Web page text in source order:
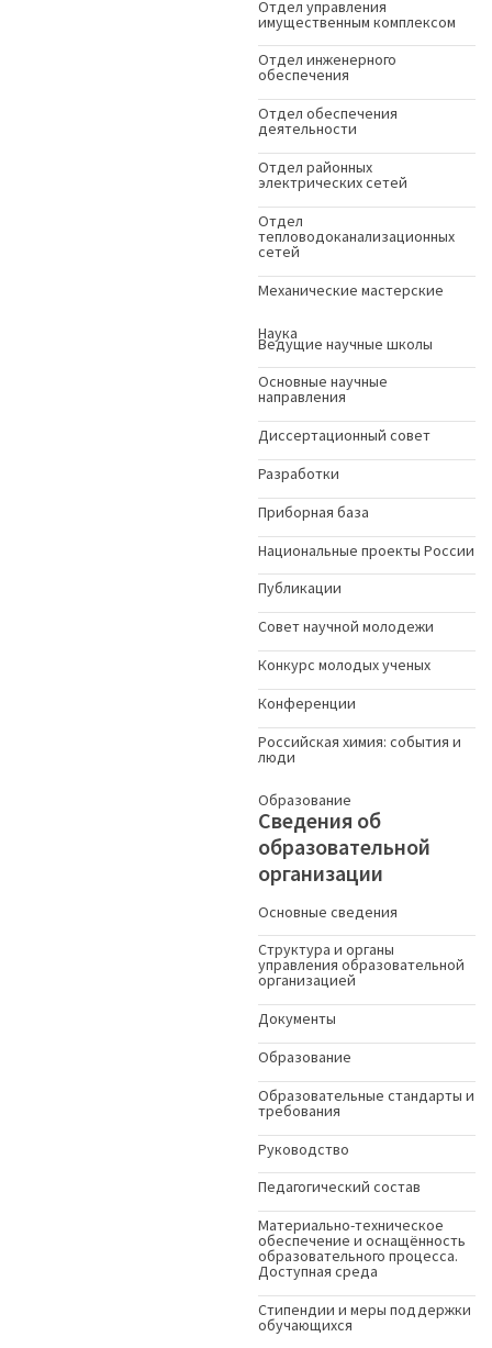
Отдел управления
имущественным комплексом
Отдел инженерного
обеспечения
Отдел обеспечения
деятельности
Отдел районных
электрических сетей
Отдел
тепловодоканализационных
сетей
Механические мастерские
Наука
Ведущие научные школы
Основные научные
направления
Диссертационный совет
Разработки
Приборная база
Национальные проекты России
Публикации
Совет научной молодежи
Конкурс молодых ученыx
Конференции
Российская химия: события и
люди
Образование
Сведения об
образовательной
организации
Основные сведения
Структура и органы
управления образовательной
организацией
Документы
Образование
Образовательные стандарты и
требования
Руководство
Педагогический состав
Материально-техническое
обеспечение и оснащённость
образовательного процесса.
Доступная среда
Стипендии и меры поддержки
обучающихся